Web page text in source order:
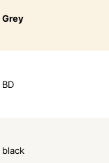
Grey
BD
black